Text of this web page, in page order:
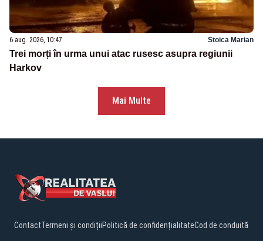
6 aug. 2026, 10:47 Stoica Marian
Trei morți în urma unui atac rusesc asupra regiunii
Harkov
Mai Multe
ContactTermeni și condițiiPolitică de confidențialitateCod de conduită